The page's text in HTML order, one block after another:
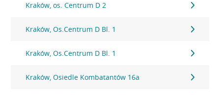
Kraków, os. Centrum D 2
Kraków, Os.Centrum D Bl. 1
Kraków, Os.Centrum D Bl. 1
Kraków, Osiedle Kombatantów 16a